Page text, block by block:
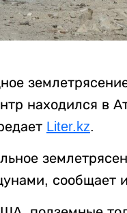
находился в
Liter.kz.
сообщает